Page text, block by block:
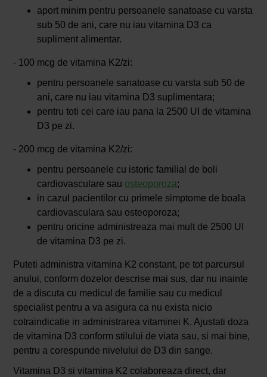
aport minim pentru persoanele sanatoase cu varsta
sub 50 de ani, care nu iau vitamina D3 ca
supliment alimentar.
- 100 mcg de vitamina K2/zi:
pentru persoanele sanatoase cu varsta sub 50 de
ani, care nu iau vitamina D3 suplimentara;
pentru toti cei care iau pana la 2500 UI de vitamina
D3 pe zi.
- 200 mcg de vitamina K2/zi:
pentru persoanele cu istoric familial de boli
cardiovasculare sau osteoporoza;
in cazul pacientilor cu primele simptome de boala
cardiovasculara sau osteoporoza;
pentru oricine administreaza mai mult de 2500 UI
de vitamina D3 pe zi.
Puteti administra vitamina K2 constant, pe tot parcursul
anului, conform dozelor descrise mai sus, dar nu inainte
de a discuta cu medicul de familie sau cu medicul
specialist pentru a va asigura ca nu exista nicio
cotraindicatie in administrarea vitaminei K. Ajustati doza
de vitamina D3 conform stilului de viata sau, si mai bine,
pentru a corespunde nivelului de D3 din sange.
Vitamina D3 si vitamina K2 colaboreaza direct, dar